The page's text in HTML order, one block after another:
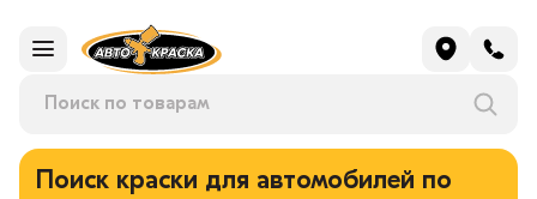
Поиск краски для автомобилей по